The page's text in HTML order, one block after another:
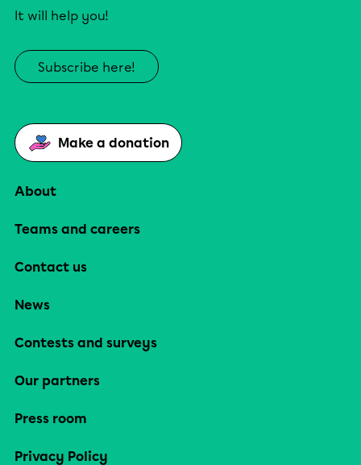
It will help you!
Subscribe here!
Make a donation
About
Teams and careers
Contact us
News
Contests and surveys
Our partners
Press room
Privacy Policy